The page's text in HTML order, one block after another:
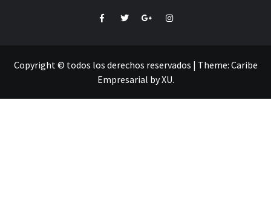
FacebookTwitterGoogle+Instagram
Copyright © todos los derechos reservados | Theme: Caribe
Empresarial byXU.